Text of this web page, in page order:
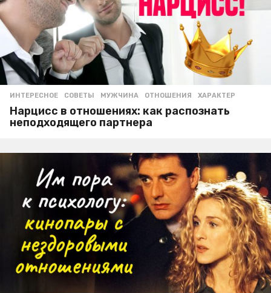
ИНТЕРЕСНОЕ ,СОВЕТЫ МУЖЧИНА ,ОТНОШЕНИЯ ,ХАРАКТЕР
Нарцисс в отношениях: как распознать
неподходящего партнера